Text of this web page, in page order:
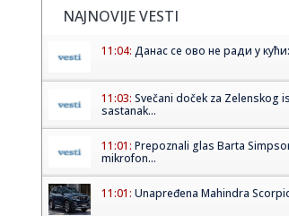
NAJNOVIJE VESTI
11:04: Данас се ово не ради у
11:03: Svečani doček za Zelenskog
sastanak...
11:01: Prepoznali glas Barta
mikrofon...
11:01: Unapređena Mahindra